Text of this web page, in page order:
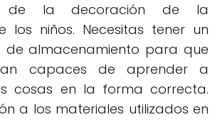
de la decoración de la
los niños. Necesitas tener un
de almacenamiento para que
capaces de aprender a
cosas en la forma correcta.
a los materiales utilizados en